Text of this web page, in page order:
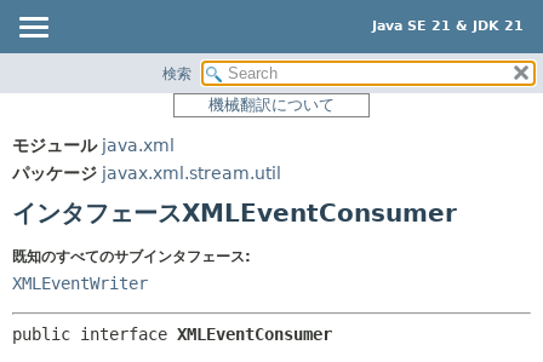
Java SE 21 & JDK 21
パッケージ
使用
ツリー
新規
サマリー:
ネスト済
メソッド
コンストラクタ
検索
機械翻訳について
モジュール java.xml
パッケージ javax.xml.stream.util
インタフェースXMLEventConsumer
既知のすべてのサブインタフェース:
XMLEventWriter
public interface XMLEventConsumer